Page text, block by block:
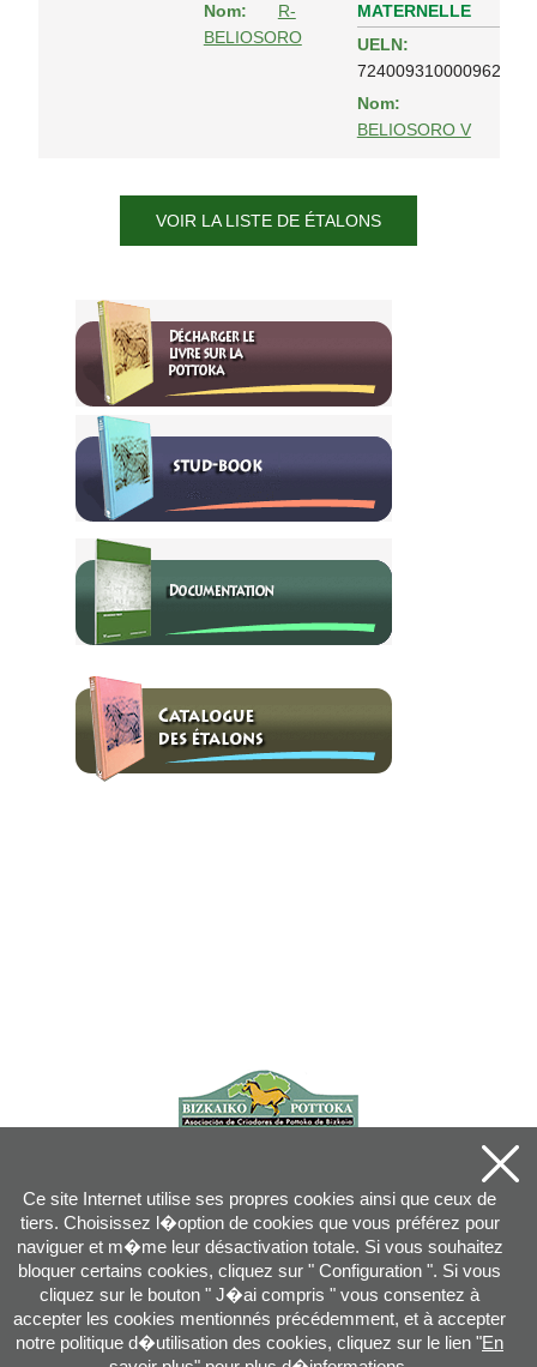
Nom:
R-
BELIOSORO
MATERNELLE
UELN:
724009310000962
Nom:
BELIOSORO V
VOIR LA LISTE DE ÉTALONS
Ce site Internet utilise ses propres cookies ainsi que ceux de
tiers. Choisissez l�option de cookies que vous préférez pour
naviguer et m�me leur désactivation totale. Si vous souhaitez
bloquer certains cookies, cliquez sur " Configuration ". Si vous
cliquez sur le bouton " J�ai compris " vous consentez à
accepter les cookies mentionnés précédemment, et à accepter
notre politique d�utilisation des cookies, cliquez sur le lien "En